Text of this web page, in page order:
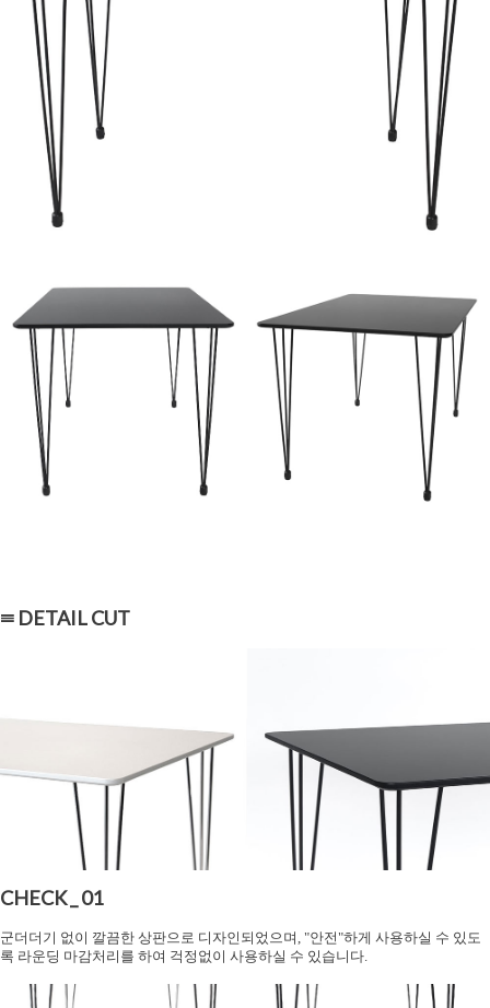
≡ DETAIL CUT
CHECK _ 01
군더더기 없이 깔끔한 상판으로 디자인되었으며, "안전"하게 사용하실 수 있도
록 라운딩 마감처리를 하여 걱정없이 사용하실 수 있습니다.